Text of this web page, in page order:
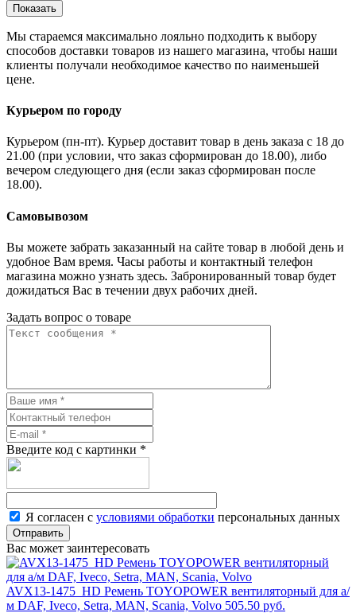
Показать
Мы стараемся максимально лояльно подходить к выбору
способов доставки товаров из нашего магазина, чтобы наши
клиенты получали необходимое качество по наименьшей
цене.
Курьером по городу
Курьером (пн-пт). Курьер доставит товар в день заказа с 18 до
21.00 (при условии, что заказ сформирован до 18.00), либо
вечером следующего дня (если заказ сформирован после
18.00).
Самовывозом
Вы можете забрать заказанный на сайте товар в любой день и
удобное Вам время. Часы работы и контактный телефон
магазина можно узнать здесь. Забронированный товар будет
дожидаться Вас в течении двух рабочих дней.
Задать вопрос о товаре
Введите код с картинки *
Я согласен с условиями обработки персональных данных
Отправить
Вас может заинтересовать
AVX13-1475_HD Ремень TOYOPOWER вентиляторный для а/
м DAF, Iveco, Setra, MAN, Scania, Volvo 505.50 руб.